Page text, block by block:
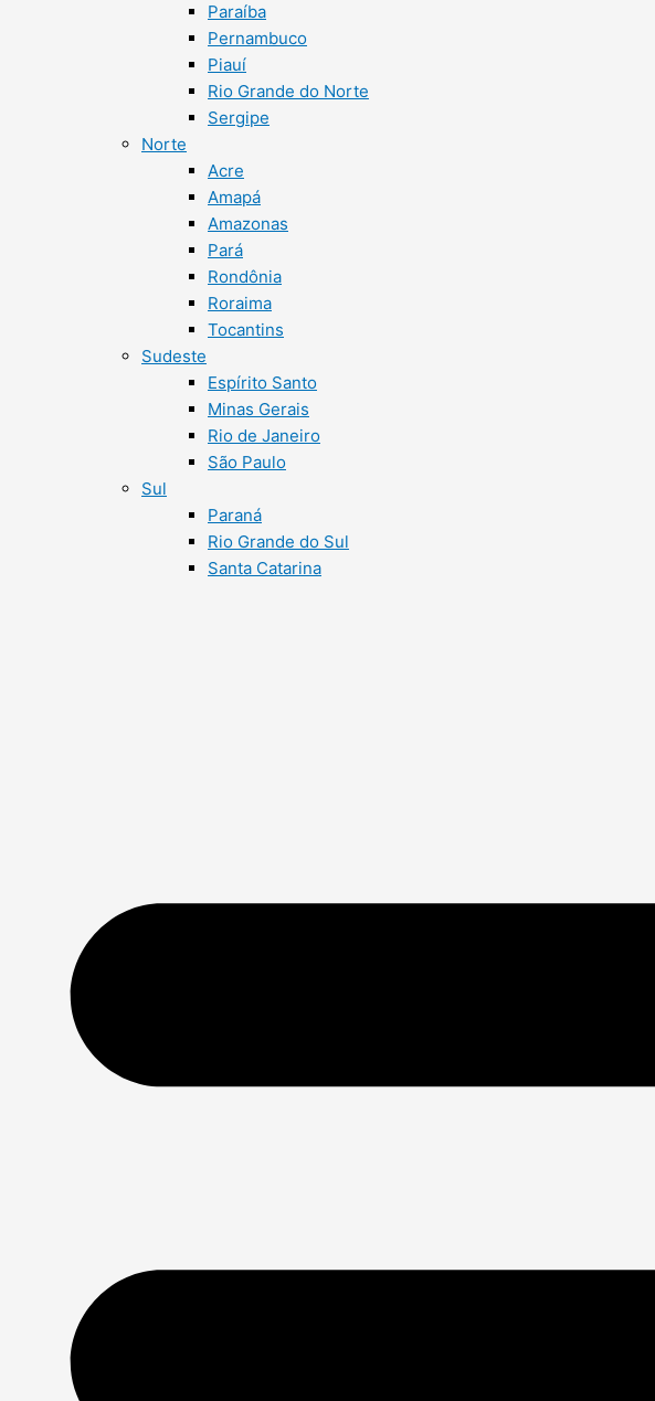
Paraíba
Pernambuco
Piauí
Rio Grande do Norte
Sergipe
Norte
Acre
Amapá
Amazonas
Pará
Rondônia
Roraima
Tocantins
Sudeste
Espírito Santo
Minas Gerais
Rio de Janeiro
São Paulo
Sul
Paraná
Rio Grande do Sul
Santa Catarina